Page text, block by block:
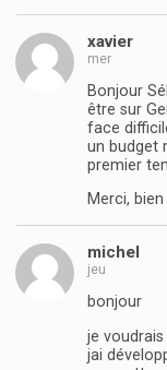
xavier
mer
Bonjour
être sur
face
un budget
premier
Merci,
michel
jeu
bonjour
je
jai